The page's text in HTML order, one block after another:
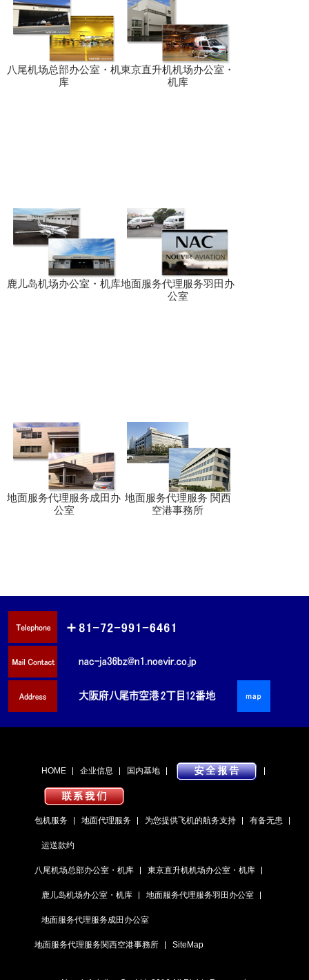
八尾机场总部办公室・机
库
東京直升机机场办公室・
机库
鹿儿岛机场办公室・机库地面服务代理服务羽田办
公室
地面服务代理服务成田办
公室
地面服务代理服务 関西
空港事務所
HOME 企业信息 国内基地
包机服务 地面代理服务 为您提供飞机的航务支持 有备无患
运送款约
八尾机场总部办公室・机库 東京直升机机场办公室・机库
鹿儿岛机场办公室・机库 地面服务代理服务羽田办公室
地面服务代理服务成田办公室
地面服务代理服务関西空港事務所 SiteMap